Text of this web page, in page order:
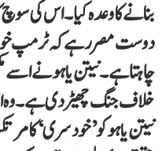
بنانے کا وعدہ کیا۔ اس کی
دوست مصر رہے کہ ٹرمپ خود
چاہتا ہے۔ نیتن یاہو نے اسے
خلاف جنگ چھیڑدی ہے۔ وہ
نیتن یاہوکو ’خودسری‘ کا